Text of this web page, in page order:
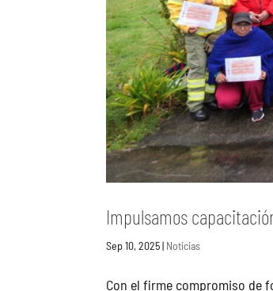
Impulsamos
Sep 10, 2025| Noticias
Con el firme compromiso de